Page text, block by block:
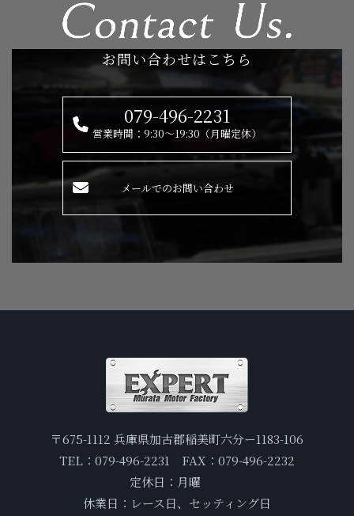
お問い合わせはこちら
079-496-2231
営業時間：9:30～19:30（月曜定休）
メールでのお問い合わせ
〒675-1112 兵庫県加古郡稲美町六分ー1183-106
TEL：079-496-2231 FAX：079-496-2232
定休日：月曜
休業日：レース日、セッティング日